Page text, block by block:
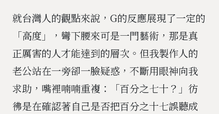
就台灣人的觀點來說，G的反應展現了一定的
「高度」，彎下腰來可是一門藝術，那是真
正厲害的人才能達到的層次。但我製作人的
老公站在一旁卻一臉疑惑，不斷用眼神向我
求助，嘴裡喃喃重複：「百分之七十？」彷
彿是在確認著自己是否把百分之十七誤聽成